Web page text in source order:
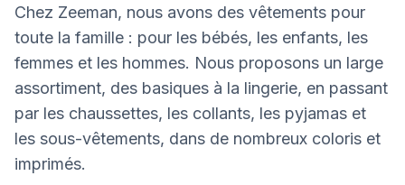
Chez Zeeman, nous avons des vêtements pour
toute la famille : pour les bébés, les enfants, les
femmes et les hommes. Nous proposons un large
assortiment, des basiques à la lingerie, en passant
par les chaussettes, les collants, les pyjamas et
les sous-vêtements, dans de nombreux coloris et
imprimés.